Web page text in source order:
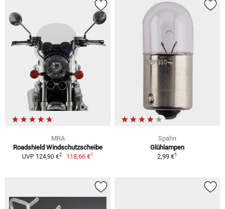
MRA
Roadshield Windschutzscheibe
UVP 124,90 €2 118,66 €1
Spahn
Glühlampen
2,99 €1